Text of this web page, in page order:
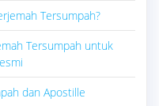
Tersumpah?
Tersumpah untuk
dan Apostille